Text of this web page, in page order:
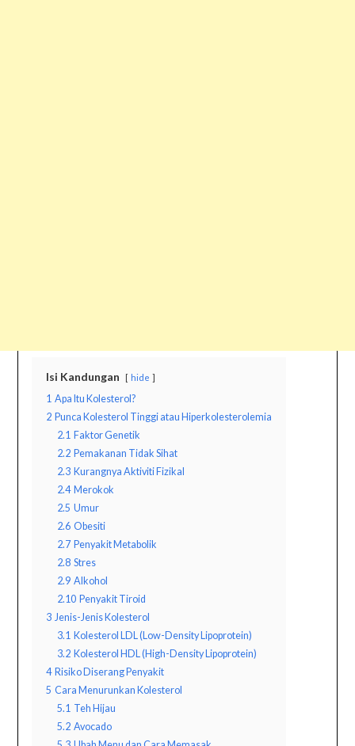
Isi Kandungan hide
1 Apa Itu Kolesterol?
2 Punca Kolesterol Tinggi atau Hiperkolesterolemia
2.1 Faktor Genetik
2.2 Pemakanan Tidak Sihat
2.3 Kurangnya Aktiviti Fizikal
2.4 Merokok
2.5 Umur
2.6 Obesiti
2.7 Penyakit Metabolik
2.8 Stres
2.9 Alkohol
2.10 Penyakit Tiroid
3 Jenis-Jenis Kolesterol
3.1 Kolesterol LDL (Low-Density Lipoprotein)
3.2 Kolesterol HDL (High-Density Lipoprotein)
4 Risiko Diserang Penyakit
5 Cara Menurunkan Kolesterol
5.1 Teh Hijau
5.2 Avocado